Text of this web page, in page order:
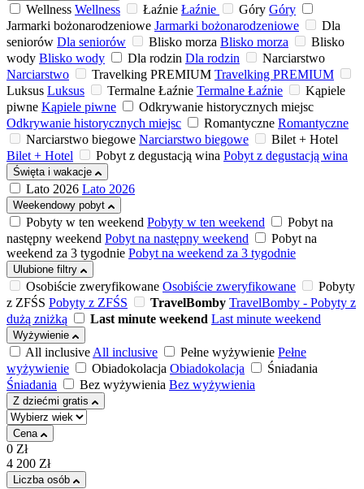
Wellness Wellness Łaźnie Łaźnie Góry Góry
Jarmarki bożonarodzeniowe Jarmarki bożonarodzeniowe
Dla
seniorów Dla seniorów Blisko morza Blisko morza
Blisko
wody Blisko wody Dla rodzin Dla rodzin
Narciarstwo
Narciarstwo
Travelking PREMIUM Travelking PREMIUM
Luksus Luksus Termalne Łaźnie Termalne Łaźnie
Kąpiele
piwne Kąpiele piwne
Odkrywanie historycznych miejsc
Odkrywanie historycznych miejsc
Romantyczne Romantyczne
Narciarstwo biegowe Narciarstwo biegowe
Bilet + Hotel
Bilet + Hotel
Pobyt z degustacją wina Pobyt z degustacją wina
Święta i wakacje
Lato 2026 Lato 2026
Weekendowy pobyt
Pobyty w ten weekend Pobyty w ten weekend
Pobyt na
następny weekend Pobyt na następny weekend
Pobyt na
weekend za 3 tygodnie Pobyt na weekend za 3 tygodnie
Ulubione filtry
Osobiście zweryfikowane Osobiście zweryfikowane
Pobyty
z ZFŚS Pobyty z ZFŚS TravelBomby TravelBomby - Pobyty z
dużą zniżką
Last minute weekend Last minute weekend
Wyżywienie
All inclusiveAll inclusive Pełne wyżywienie Pełne
wyżywienie
Obiadokolacja Obiadokolacja
Śniadania
Śniadania
Bez wyżywienia Bez wyżywienia
Z dziećmi gratis
Cena
0 Zł
4 200 Zł
Liczba osób